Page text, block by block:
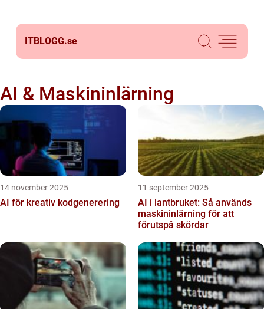
ITBLOGG.se
AI & Maskininlärning
14 november 2025
AI för kreativ kodgenerering
11 september 2025
AI i lantbruket: Så används
maskininlärning för att
förutspå skördar